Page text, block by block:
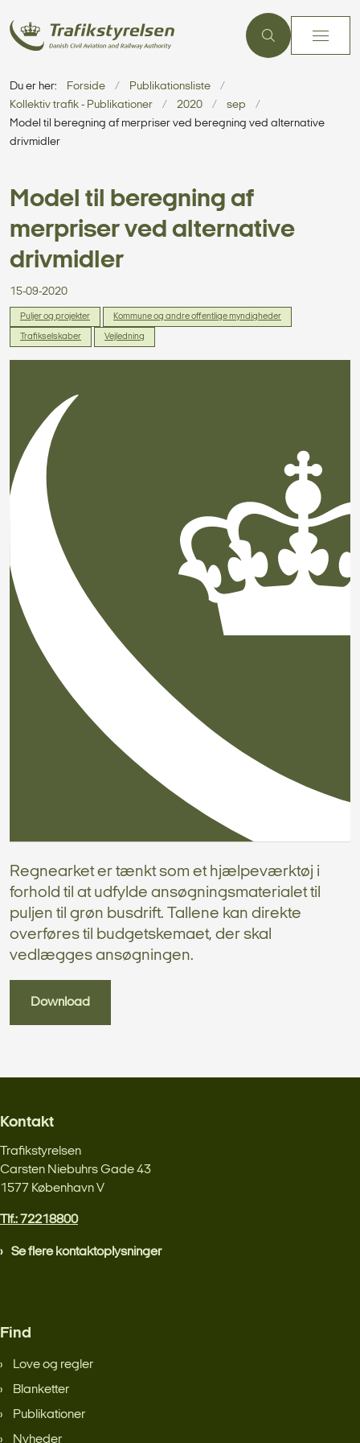
Du er her: Forside
Publikationsliste
Kollektiv trafik - Publikationer
2020
sep
Model til beregning af merpriser ved beregning ved alternative
drivmidler
Model til beregning af
merpriser ved alternative
drivmidler
15-09-2020
Puljer og projekter Kommune og andre offentlige myndigheder
Trafikselskaber Vejledning
Regnearket er tænkt som et hjælpeværktøj i
forhold til at udfylde ansøgningsmaterialet til
puljen til grøn busdrift. Tallene kan direkte
overføres til budgetskemaet, der skal
vedlægges ansøgningen.
Download
Kontakt
Trafikstyrelsen
Carsten Niebuhrs Gade 43
1577 København V
Tlf.: 72218800
Se flere kontaktoplysninger
Find
Love og regler
Blanketter
Publikationer
Nyheder